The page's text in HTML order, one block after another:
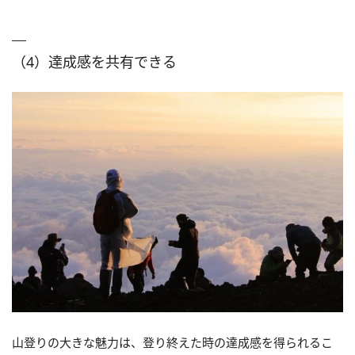
（4）達成感を共有できる
山登りの大きな魅力は、登り終えた時の達成感を得られるこ